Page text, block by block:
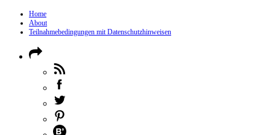
Home
About
Teilnahmebedingungen mit Datenschutzhinweisen